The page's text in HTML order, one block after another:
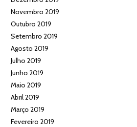
Novembro 2019
Outubro 2019
Setembro 2019
Agosto 2019
Julho 2019
Junho 2019
Maio 2019
Abril 2019
Março 2019
Fevereiro 2019